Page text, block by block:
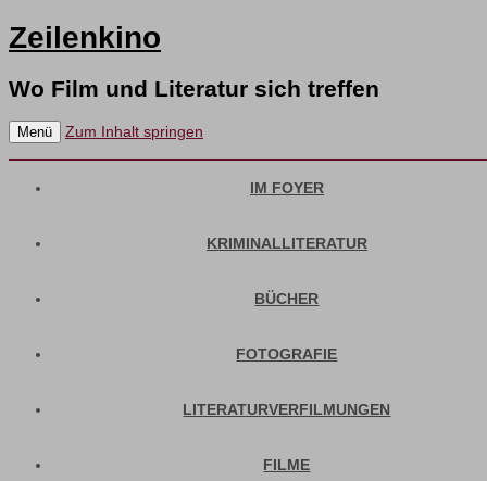
Zeilenkino
Wo Film und Literatur sich treffen
Menü Zum Inhalt springen
IM FOYER
KRIMINALLITERATUR
BÜCHER
FOTOGRAFIE
LITERATURVERFILMUNGEN
FILME